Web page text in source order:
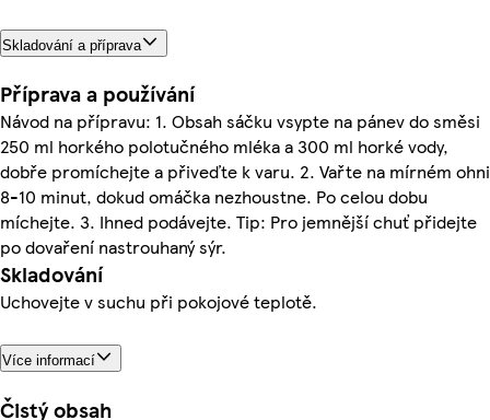
Skladování a příprava
Příprava a používání
Návod na přípravu: 1. Obsah sáčku vsypte na pánev do směsi
250 ml horkého polotučného mléka a 300 ml horké vody,
dobře promíchejte a přiveďte k varu. 2. Vařte na mírném ohni
8-10 minut, dokud omáčka nezhoustne. Po celou dobu
míchejte. 3. Ihned podávejte. Tip: Pro jemnější chuť přidejte
po dovaření nastrouhaný sýr.
Skladování
Uchovejte v suchu při pokojové teplotě.
Více informací
Čistý obsah